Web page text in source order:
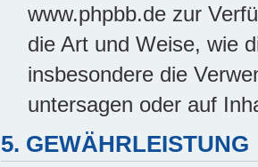
www.phpbb.de zur
die Art und Weise, wie
insbesondere die
untersagen oder auf
5. GEWÄHRLEISTUNG